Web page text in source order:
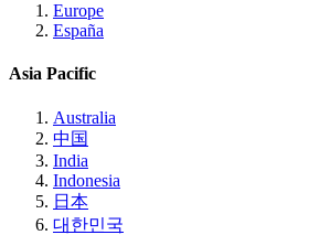
Europe
España
Asia Pacific
Australia
中国
India
Indonesia
日本
대한민국